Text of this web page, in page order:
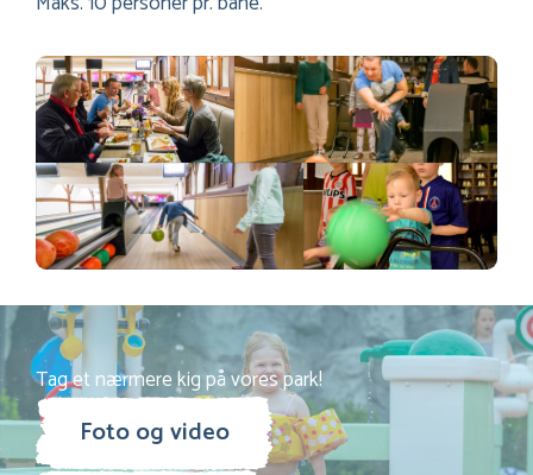
Tag et nærmere kig på vores park!
Foto og video